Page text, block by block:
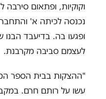
וקוקיות, ופתאום
נכנסה לכיתה א'
ופגעו בה. בדיעבד הבנו
לעצמם סביבה מקרבנת.
"ההצקות בבית הספר
עשו על רותם חרם.